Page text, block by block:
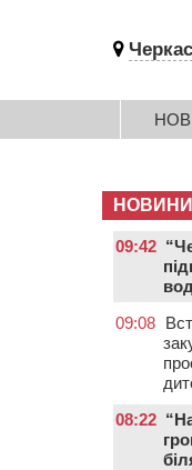
НОВИНИ
09:42
09:08
08:22